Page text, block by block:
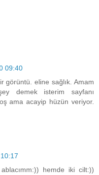
09:40
görüntü. eline sağlık. Amam
demek isterim sayfanı
ama acayip hüzün veriyor.
hemde iki cilt:))